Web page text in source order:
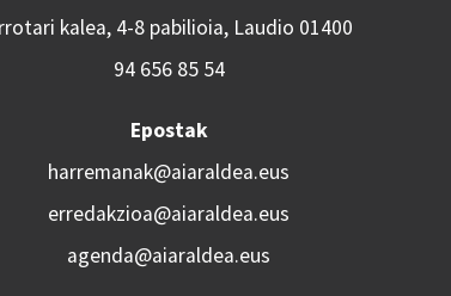
kalea, 4-8 pabilioia, Laudio 01400
94 656 85 54
Epostak
harremanak@aiaraldea.eus
erredakzioa@aiaraldea.eus
agenda@aiaraldea.eus